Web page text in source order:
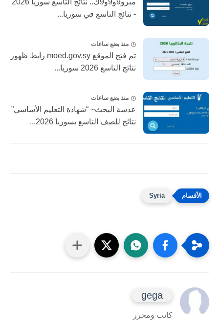
مبرو9و9و9ك.. نتائج التاسع سوريا 2026
- نتائج التاسع في سوريا...
منذ بضع ساعات
تم فتح الموقع moed.gov.sy رابط ظهور
نتائج التاسع 2026 سوريا...
منذ بضع ساعات
عدسة البحث~ “شهادة التعليم الأساسي”
نتائج للصف التاسع بسوريا 2026...
Syria
gega
كاتب ومحرر